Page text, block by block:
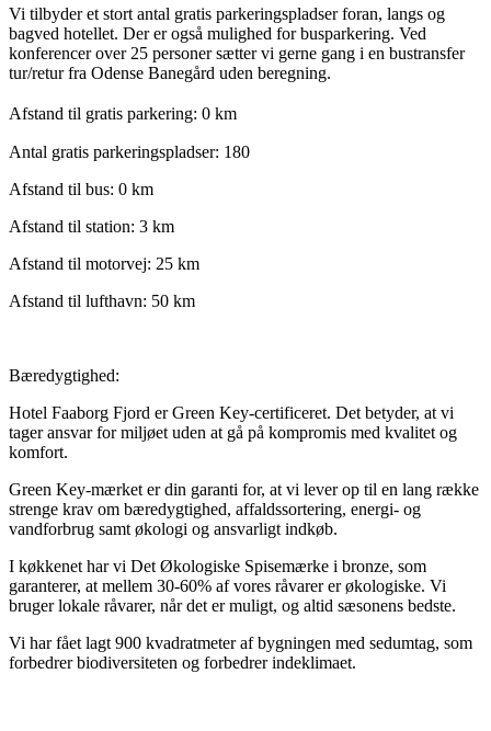
Vi tilbyder et stort antal gratis parkeringspladser foran, langs og
bagved hotellet. Der er også mulighed for busparkering. Ved
konferencer over 25 personer sætter vi gerne gang i en bustransfer
tur/retur fra Odense Banegård uden beregning.
Afstand til gratis parkering: 0 km
Antal gratis parkeringspladser: 180
Afstand til bus: 0 km
Afstand til station: 3 km
Afstand til motorvej: 25 km
Afstand til lufthavn: 50 km
Bæredygtighed:
Hotel Faaborg Fjord er Green Key-certificeret. Det betyder, at vi
tager ansvar for miljøet uden at gå på kompromis med kvalitet og
komfort.
Green Key-mærket er din garanti for, at vi lever op til en lang række
strenge krav om bæredygtighed, affaldssortering, energi- og
vandforbrug samt økologi og ansvarligt indkøb.
I køkkenet har vi Det Økologiske Spisemærke i bronze, som
garanterer, at mellem 30-60% af vores råvarer er økologiske. Vi
bruger lokale råvarer, når det er muligt, og altid sæsonens bedste.
Vi har fået lagt 900 kvadratmeter af bygningen med sedumtag, som
forbedrer biodiversiteten og forbedrer indeklimaet.